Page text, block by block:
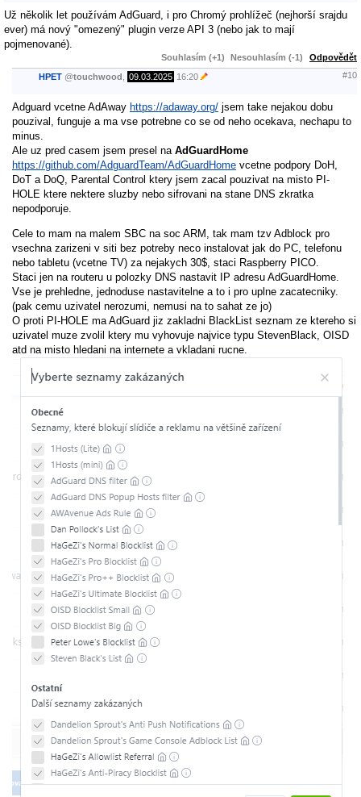
Už několik let používám AdGuard, i pro Chromý prohlížeč (nejhorší srajdu
ever) má nový "omezený" plugin verze API 3 (nebo jak to mají
pojmenované).
Souhlasím (+1) Nesouhlasím (-1) Odpovědět
HPET @touchwood 09.03.2025 16:20 #10
Adguard vcetne AdAway https://adaway.org/ jsem take nejakou dobu
pouzival, funguje a ma vse potrebne co se od neho ocekava, nechapu to
minus.
Ale uz pred casem jsem presel na AdGuardHome
https://github.com/AdguardTeam/AdGuardHome vcetne podpory DoH,
DoT a DoQ, Parental Control ktery jsem zacal pouzivat na misto PI-
HOLE ktere nektere sluzby nebo sifrovani na stane DNS zkratka
nepodporuje.
Cele to mam na malem SBC na soc ARM, tak mam tzv Adblock pro
vsechna zarizeni v siti bez potreby neco instalovat jak do PC, telefonu
nebo tabletu (vcetne TV) za nejakych 30$, staci Raspberry PICO.
Staci jen na routeru u polozky DNS nastavit IP adresu AdGuardHome.
Vse je prehledne, jednoduse nastavitelne a to i pro uplne zacatecniky.
(pak cemu uzivatel nerozumi, nemusi na to sahat ze jo)
O proti PI-HOLE ma AdGuard jiz zakladni BlackList seznam ze ktereho si
uzivatel muze zvolil ktery mu vyhovuje najvice typu StevenBlack, OISD
atd na misto hledani na internete a vkladani rucne.